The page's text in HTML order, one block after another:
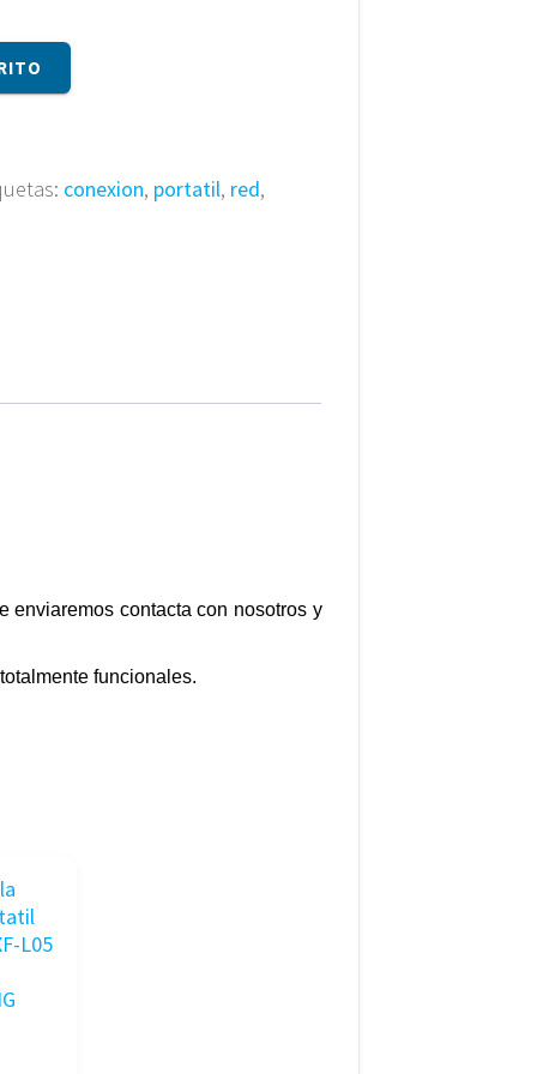
conexion, portatil, red,
enviaremos contacta con nosotros y
funcionales.